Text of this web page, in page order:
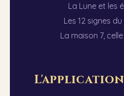
La Lune et les
Les 12 signes
La maison 7,